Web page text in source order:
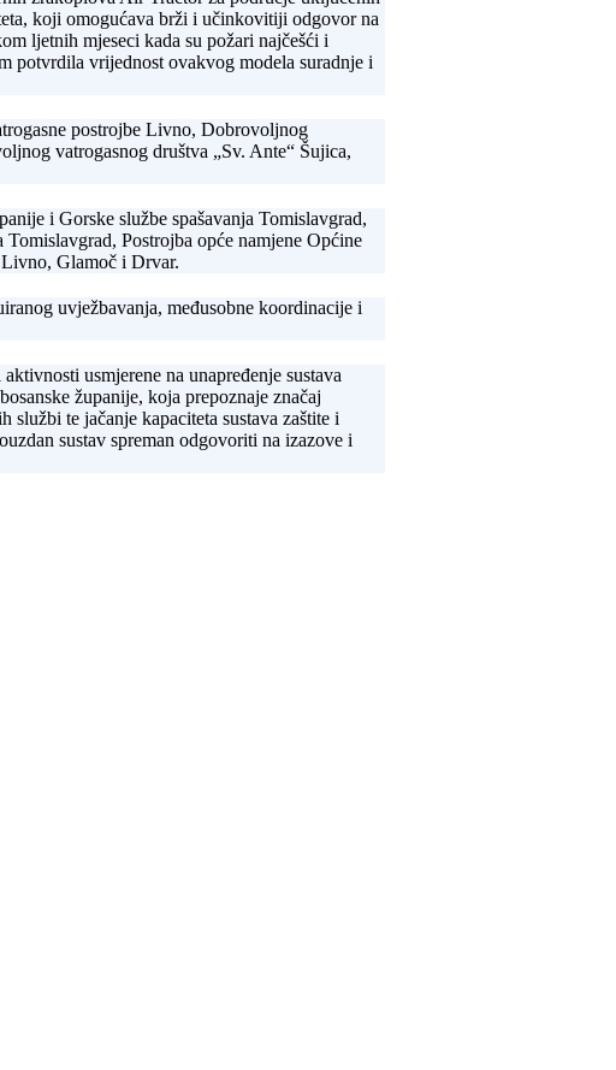
koji omogućava brži i učinkovitiji odgovor na
ljetnih mjeseci kada su požari najčešći i
potvrdila vrijednost ovakvog modela suradnje i
postrojbe Livno, Dobrovoljnog
vatrogasnog društva „Sv. Ante“ Šujica,
i Gorske službe spašavanja Tomislavgrad,
Postrojba opće namjene Općine
Livno, Glamoč i Drvar.
uvježbavanja, međusobne koordinacije i
usmjerene na unapređenje sustava
županije, koja prepoznaje značaj
te jačanje kapaciteta sustava zaštite i
sustav spreman odgovoriti na izazove i